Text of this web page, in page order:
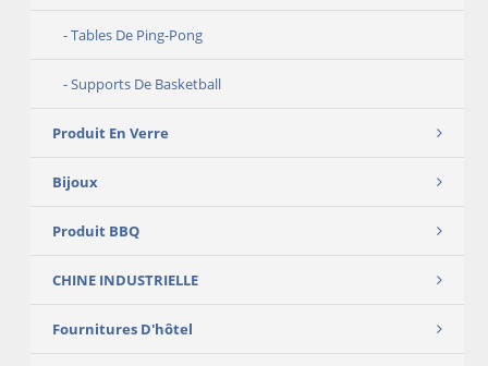
Tables De Ping-Pong
Supports De Basketball
Produit En Verre
Bijoux
Produit BBQ
CHINE INDUSTRIELLE
Fournitures D'hôtel